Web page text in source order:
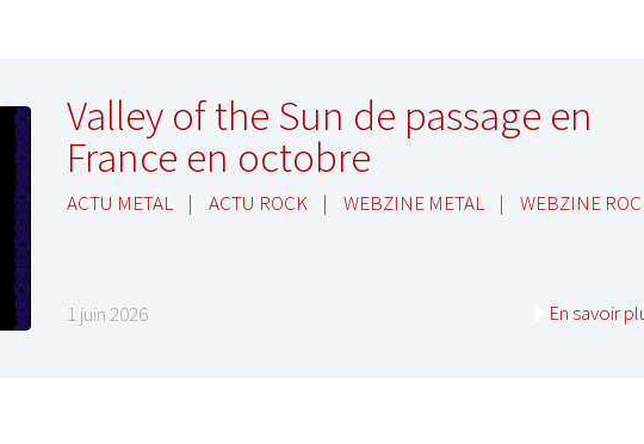
Valley of the Sun de passage en
France en octobre
ACTU METAL | ACTU ROCK | WEBZINE METAL | WEBZINE
1 juin 2026 En savoir